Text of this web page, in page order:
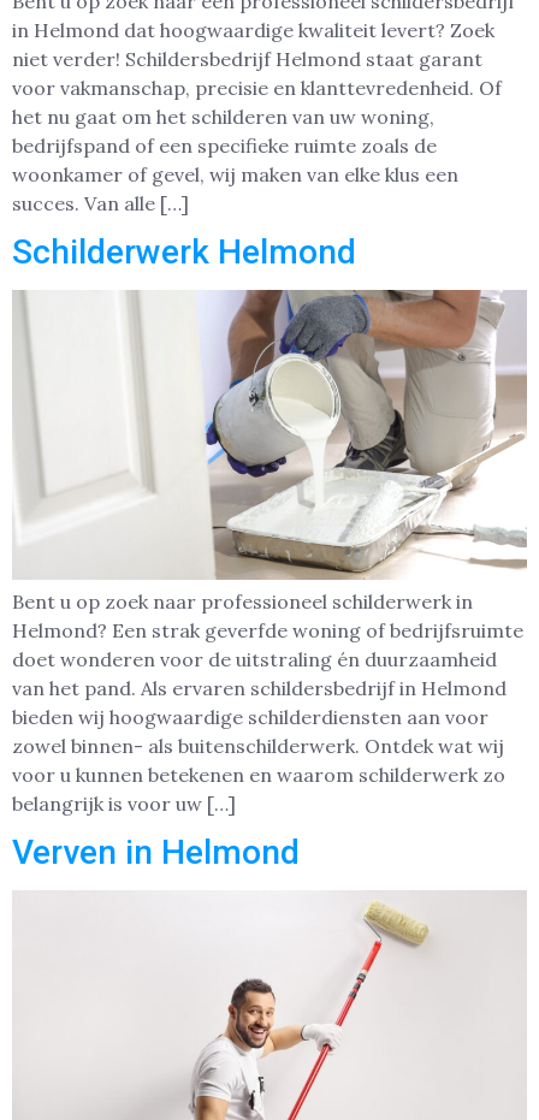
in Helmond dat hoogwaardige kwaliteit levert? Zoek
niet verder! Schildersbedrijf Helmond staat garant
voor vakmanschap, precisie en klanttevredenheid. Of
het nu gaat om het schilderen van uw woning,
bedrijfspand of een specifieke ruimte zoals de
woonkamer of gevel, wij maken van elke klus een
succes. Van alle […]
Schilderwerk Helmond
Bent u op zoek naar professioneel schilderwerk in
Helmond? Een strak geverfde woning of bedrijfsruimte
doet wonderen voor de uitstraling én duurzaamheid
van het pand. Als ervaren schildersbedrijf in Helmond
bieden wij hoogwaardige schilderdiensten aan voor
zowel binnen- als buitenschilderwerk. Ontdek wat wij
voor u kunnen betekenen en waarom schilderwerk zo
belangrijk is voor uw […]
Verven in Helmond